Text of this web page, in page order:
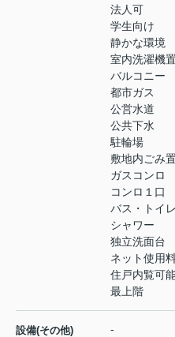
法人可
学生向け
静かな環境
室内洗濯機
バルコニー
都市ガス
公営水道
公共下水
駐輪場
敷地内ごみ
ガスコンロ
コンロ１口
バス・トイ
シャワー
独立洗面台
ネット使用
住戸内覧可
最上階
設備(その他) -